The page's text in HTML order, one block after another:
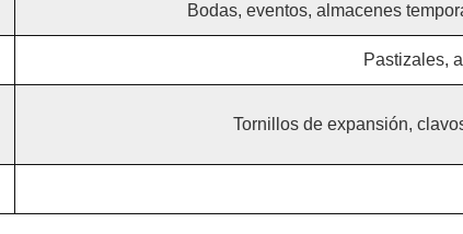
Bodas, eventos, almacenes
Pastizales,
Tornillos de expansión,